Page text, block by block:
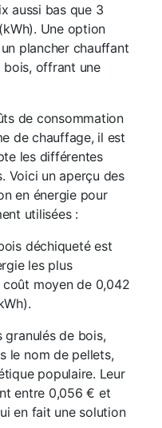
aussi bas que 3
Une option
plancher chauffant
bois, offrant une
de consommation
de chauffage, il est
les différentes
Voici un aperçu des
en énergie pour
utilisées :
déchiqueté est
les plus
moyen de 0,042
granulés de bois,
le nom de pellets,
populaire. Leur
entre 0,056 € et
en fait une solution